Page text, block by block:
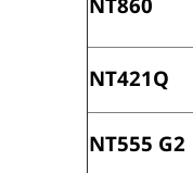
NT860
NT421Q
NT555 G2